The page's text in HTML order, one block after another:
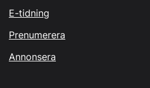
E-tidning
Prenumerera
Annonsera